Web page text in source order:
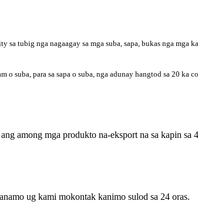
tubig nga nagaagay sa mga suba, sapa, bukas nga mga
para sa sapa o suba, nga adunay hangtod sa 20 ka
among mga produkto na-eksport na sa kapin sa
ug kami mokontak kanimo sulod sa 24 oras.